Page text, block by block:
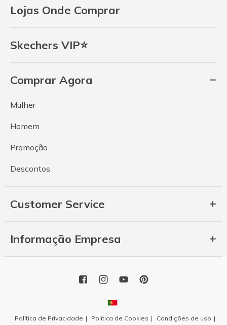
Lojas Onde Comprar
Skechers VIP⭐
Comprar Agora
Mulher
Homem
Promoção
Descontos
Customer Service
Informação Empresa
Política de Privacidade Política de Cookies Condições de uso